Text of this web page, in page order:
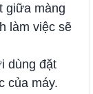
giữa màng
làm việc sẽ
dùng đặt
của máy.